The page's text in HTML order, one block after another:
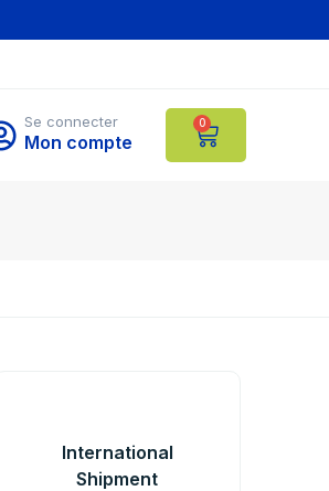
Se connecter
Mon compte
0
International
Shipment